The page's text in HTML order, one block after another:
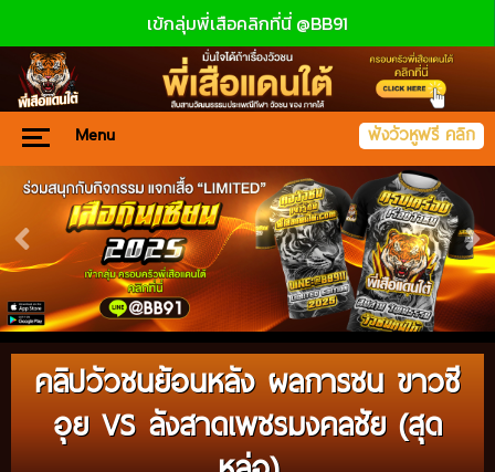
เข้กลุ่มพี่เสือคลิกที่นี่ @BB91
Menu ฟังวัวหูฟรี คลิก
คลิปวัวชนย้อนหลัง ผลการชน ขาวซี
อุย VS ลังสาดเพชรมงคลชัย (สุด